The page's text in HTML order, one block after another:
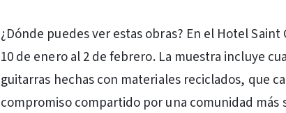
¿Dónde puedes ver estas obras? En el Hotel
10 de enero al 2 de febrero. La muestra incluye
guitarras hechas con materiales reciclados, que
compromiso compartido por una comunidad más